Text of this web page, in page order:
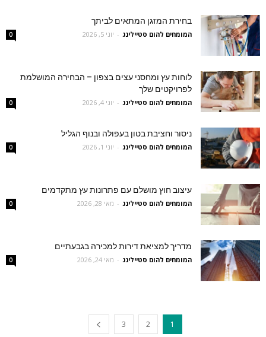
בחירת המזגן המתאים לביתך
המומחים להום סטיילינג - יוני 5, 2026 0
לוחות עץ ומחסני עצים בצפון – הבחירה המושלמת
לפרויקטים שלך
המומחים להום סטיילינג - יוני 4, 2026 0
ניסור וחציבת בטון בעפולה ובנוף הגליל
המומחים להום סטיילינג - יוני 1, 2026 0
עיצוב חוץ מושלם עם פתרונות עץ מתקדמים
המומחים להום סטיילינג - מאי 28, 2026 0
מדריך למציאת דירות למכירה בגבעתיים
המומחים להום סטיילינג - מאי 24, 2026 0
1
2
3